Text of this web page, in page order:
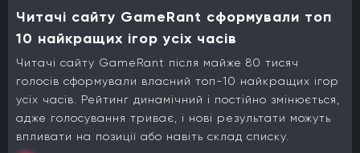
Читачі сайту GameRant сформували топ
10 найкращих ігор усіх часів
Читачі сайту GameRant після майже 80 тисяч
голосів сформували власний топ-10 найкращих ігор
усіх часів. Рейтинг динамічний і постійно змінюється,
адже голосування триває, і нові результати можуть
впливати на позиції або навіть склад списку.